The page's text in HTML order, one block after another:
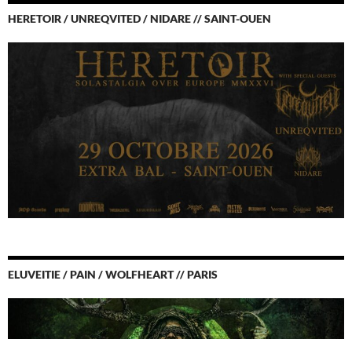
HERETOIR / UNREQVITED / NIDARE // SAINT-OUEN
ELUVEITIE / PAIN / WOLFHEART // PARIS